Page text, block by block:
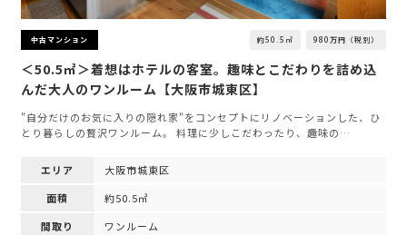
中古マンション 約50.5㎡ 980万円（税別）
＜50.5㎡＞着想はホテルの客室。趣味とこだわりを詰め込
んだ大人のワンルーム【大阪市城東区】
"自分だけのお気に入りの隠れ家"をコンセプトにリノベーションした、ひ
とり暮らしの贅沢ワンルーム。 料理に少しこだわったり、趣味の…
エリア
大阪市城東区
面積
約50.5㎡
間取り
ワンルーム